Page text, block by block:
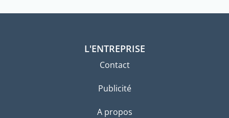
L'ENTREPRISE
Contact
Publicité
A propos